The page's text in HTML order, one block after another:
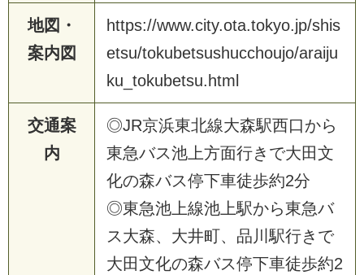
地図・
案内図
https://www.city.ota.tokyo.jp/shis
etsu/tokubetsushucchoujo/araiju
ku_tokubetsu.html
交通案
内
◎JR京浜東北線大森駅西口から
東急バス池上方面行きで大田文
化の森バス停下車徒歩約2分
◎東急池上線池上駅から東急バ
ス大森、大井町、品川駅行きで
大田文化の森バス停下車徒歩約2